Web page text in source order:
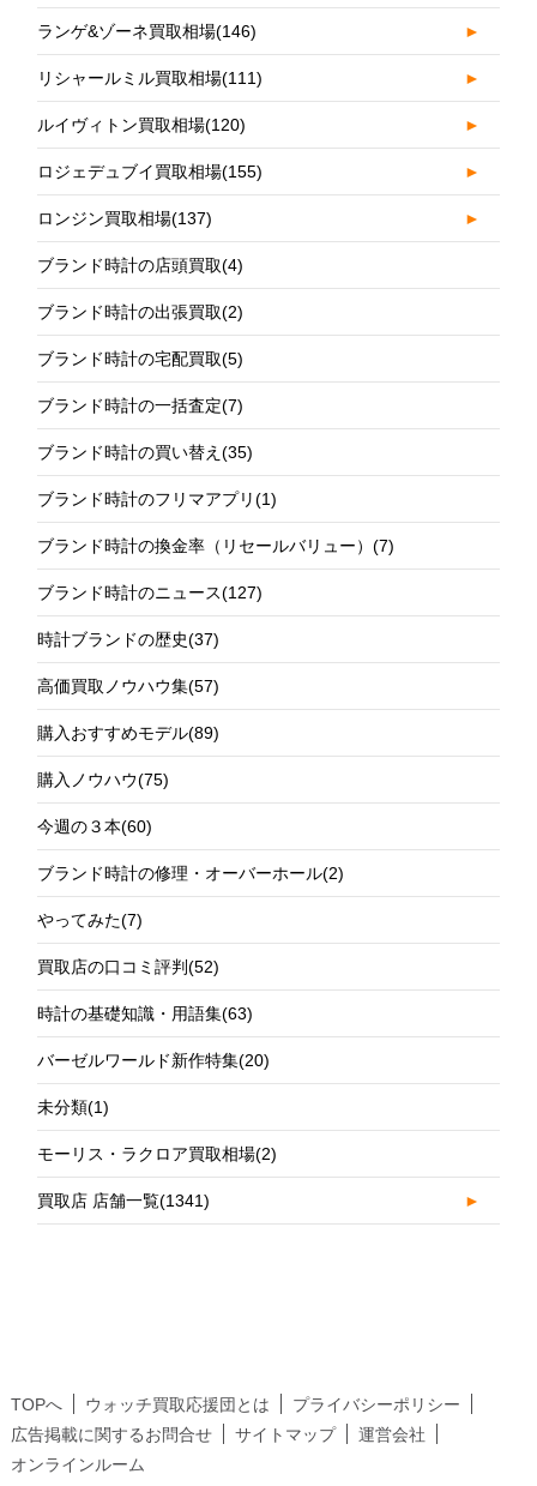
ランゲ&ゾーネ買取相場(146) ►
リシャールミル買取相場(111) ►
ルイヴィトン買取相場(120) ►
ロジェデュブイ買取相場(155) ►
ロンジン買取相場(137) ►
ブランド時計の店頭買取(4)
ブランド時計の出張買取(2)
ブランド時計の宅配買取(5)
ブランド時計の一括査定(7)
ブランド時計の買い替え(35)
ブランド時計のフリマアプリ(1)
ブランド時計の換金率（リセールバリュー）(7)
ブランド時計のニュース(127)
時計ブランドの歴史(37)
高価買取ノウハウ集(57)
購入おすすめモデル(89)
購入ノウハウ(75)
今週の３本(60)
ブランド時計の修理・オーバーホール(2)
やってみた(7)
買取店の口コミ評判(52)
時計の基礎知識・用語集(63)
バーゼルワールド新作特集(20)
未分類(1)
モーリス・ラクロア買取相場(2)
買取店 店舗一覧(1341) ►
TOPへ ウォッチ買取応援団とは
プライバシーポリシー
広告掲載に関するお問合せ
サイトマップ
運営会社
オンラインルーム